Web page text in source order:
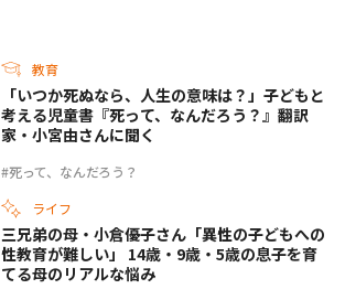
教育
#死って、なんだろう？
「いつか死ぬなら、人生の意味は？」子どもと
考える児童書『死って、なんだろう？』翻訳
家・小宮由さんに聞く
ライフ
三兄弟の母・小倉優子さん「異性の子どもへの
性教育が難しい」 14歳・9歳・5歳の息子を育
てる母のリアルな悩み